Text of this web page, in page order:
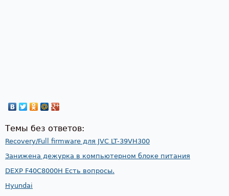
Темы без ответов:
Recovery/Full firmware для JVC LT-39VH300
Занижена дежурка в компьютерном блоке питания
DEXP F40C8000H Есть вопросы.
Hyundai